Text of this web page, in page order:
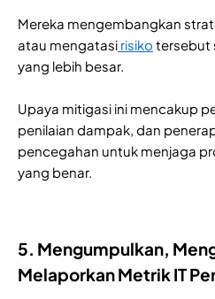
Mereka mengembangkan
atau mengatasi risiko tersebut
yang lebih besar.
Upaya mitigasi ini mencakup
penilaian dampak, dan
pencegahan untuk menjaga
yang benar.
5. Mengumpulkan,
Melaporkan Metrik IT